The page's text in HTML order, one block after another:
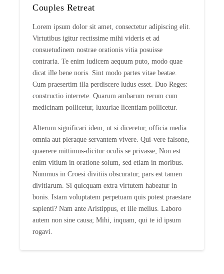
Couples Retreat
Lorem ipsum dolor sit amet, consectetur adipiscing elit.
Virtutibus igitur rectissime mihi videris et ad
consuetudinem nostrae orationis vitia posuisse
contraria. Te enim iudicem aequum puto, modo quae
dicat ille bene noris. Sint modo partes vitae beatae.
Cum praesertim illa perdiscere ludus esset. Duo Reges:
constructio interrete. Quarum ambarum rerum cum
medicinam pollicetur, luxuriae licentiam pollicetur.
Alterum significari idem, ut si diceretur, officia media
omnia aut pleraque servantem vivere. Qui-vere falsone,
quaerere mittimus-dicitur oculis se privasse; Non est
enim vitium in oratione solum, sed etiam in moribus.
Nummus in Croesi divitiis obscuratur, pars est tamen
divitiarum. Si quicquam extra virtutem habeatur in
bonis. Istam voluptatem perpetuam quis potest praestare
sapienti? Nam ante Aristippus, et ille melius. Laboro
autem non sine causa; Mihi, inquam, qui te id ipsum
rogavi.